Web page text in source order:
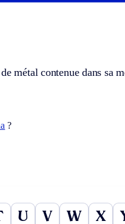
métal contenue dans sa
?
U V W X